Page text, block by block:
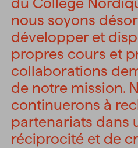
nous soyons
développer et
propres cours et
collaborations
de notre mission.
continuerons à
partenariats dans
réciprocité et de